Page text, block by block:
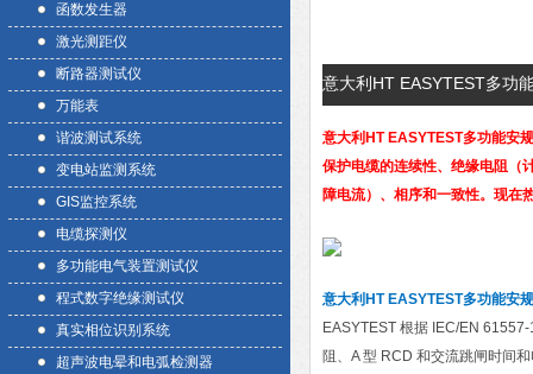
函数发生器
激光测距仪
断路器测试仪
万能表
谐波测试系统
变电站监测系统
GIS监控系统
电缆探测仪
多功能电气装置测试仪
程式数字绝缘测试仪
真实相位识别系统
超声波电晕和电弧检测器
意大利HT EASYTEST多功
意大利HT EASYTEST多功能安
保护电缆的连续性、绝缘电阻（
障电流）、相序和一致性。现在
意大利HT EASYTEST多功能安
EASYTEST 根据 IEC/EN
阻、A 型 RCD 和交流跳闸时间